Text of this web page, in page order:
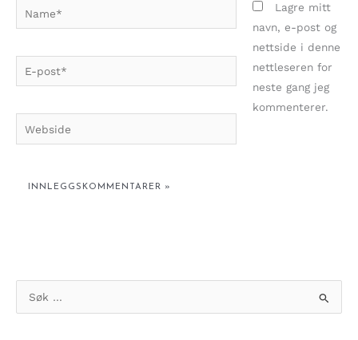
post*
Webside
Lagre mitt
navn, e-post og
nettside i denne
nettleseren for
neste gang jeg
kommenterer.
ø